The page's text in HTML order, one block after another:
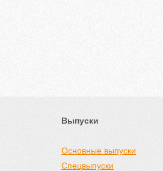
Выпуски
Основные выпуски
Спецвыпуски